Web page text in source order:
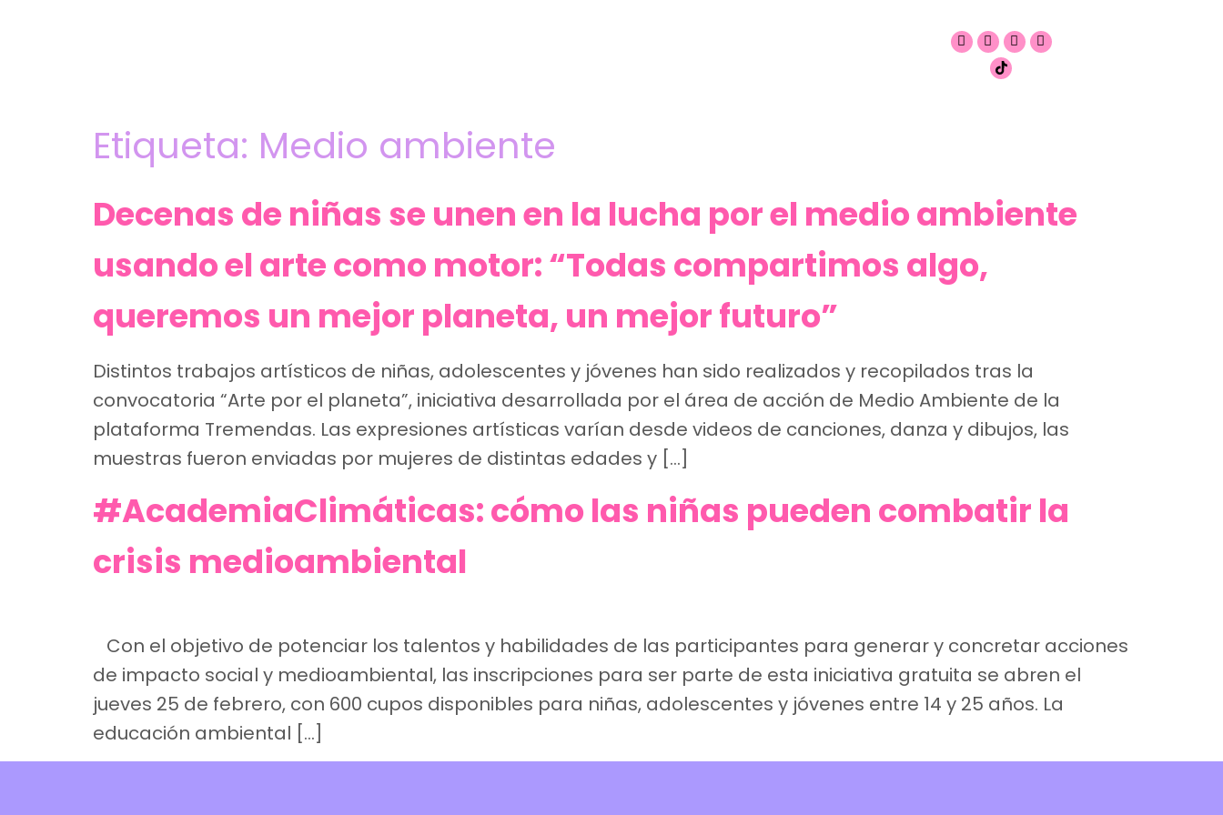
Etiqueta: Medio ambiente
Decenas de niñas se unen en la lucha por el medio ambiente
usando el arte como motor: “Todas compartimos algo,
queremos un mejor planeta, un mejor futuro”
Distintos trabajos artísticos de niñas, adolescentes y jóvenes han sido realizados y recopilados tras la
convocatoria “Arte por el planeta”, iniciativa desarrollada por el área de acción de Medio Ambiente de la
plataforma Tremendas. Las expresiones artísticas varían desde videos de canciones, danza y dibujos, las
muestras fueron enviadas por mujeres de distintas edades y […]
#AcademiaClimáticas: cómo las niñas pueden combatir la
crisis medioambiental
Con el objetivo de potenciar los talentos y habilidades de las participantes para generar y concretar acciones
de impacto social y medioambiental, las inscripciones para ser parte de esta iniciativa gratuita se abren el
jueves 25 de febrero, con 600 cupos disponibles para niñas, adolescentes y jóvenes entre 14 y 25 años. La
educación ambiental […]